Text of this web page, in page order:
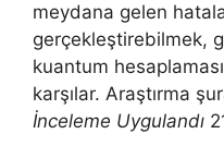
meydana gelen
gerçekleştirebilmek,
kuantum
karşılar. Araştırma
İnceleme Uygulandı